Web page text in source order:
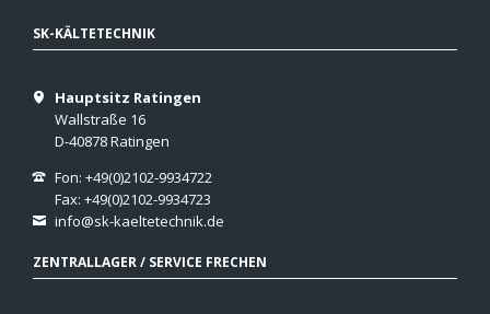
SK-KÄLTETECHNIK
Hauptsitz Ratingen
Wallstraße 16
D-40878 Ratingen
Fon: +49(0)2102-9934722
Fax: +49(0)2102-9934723
info@sk-kaeltetechnik.de
ZENTRALLAGER / SERVICE FRECHEN